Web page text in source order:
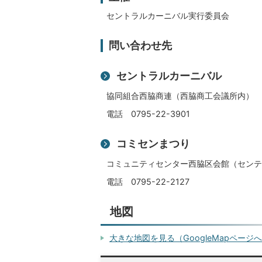
セントラルカーニバル実行委員会
問い合わせ先
セントラルカーニバル
協同組合西脇商連（西脇商工会議所内）
電話 0795-22-3901
コミセンまつり
コミュニティセンター西脇区会館（センテ
電話 0795-22-2127
地図
大きな地図を見る（GoogleMapページへ